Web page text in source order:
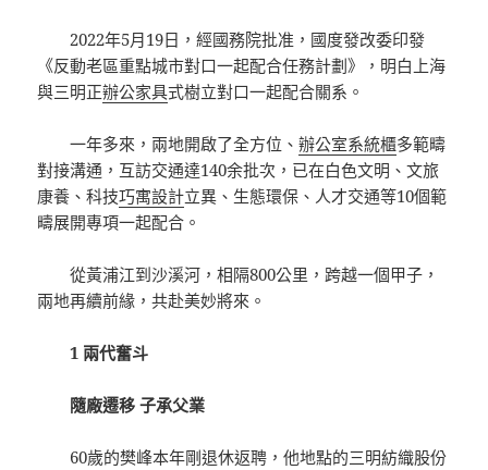
2022年5月19日，經國務院批准，國度發改委印發
《反動老區重點城市對口一起配合任務計劃》，明白上海
與三明正辦公家具式樹立對口一起配合關系。
一年多來，兩地開啟了全方位、辦公室系統櫃多範疇
對接溝通，互訪交通達140余批次，已在白色文明、文旅
康養、科技巧寓設計立異、生態環保、人才交通等10個範
疇展開專項一起配合。
從黃浦江到沙溪河，相隔800公里，跨越一個甲子，
兩地再續前緣，共赴美妙將來。
1 兩代奮斗
隨廠遷移 子承父業
60歲的樊峰本年剛退休返聘，他地點的三明紡織股份